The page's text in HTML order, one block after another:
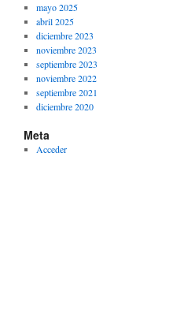
mayo 2025
abril 2025
diciembre 2023
noviembre 2023
septiembre 2023
noviembre 2022
septiembre 2021
diciembre 2020
Meta
Acceder